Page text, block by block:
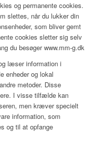
og permanente cookies.
slettes, når du lukker din
som bliver gemt
cookies sletter sig selv
du besøger www.mm-g.dk
læser information i
enheder og lokal
metoder. Disse
I visse tilfælde kan
men kræver specielt
information, som
og til at opfange